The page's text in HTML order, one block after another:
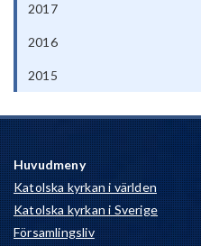
2017
2016
2015
Huvudmeny
Katolska kyrkan i världen
Katolska kyrkan i Sverige
Församlingsliv